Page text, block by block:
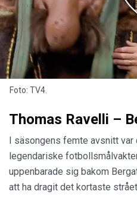
Foto: TV4.
Thomas Ravelli –
I säsongens femte avsnitt var
legendariske
uppenbarade sig bakom
att ha dragit det kortaste